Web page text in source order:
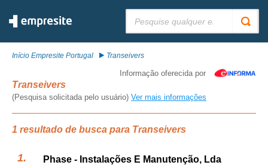
Início Empresite Portugal Transeivers
Informação oferecida por
Transeivers
(Pesquisa solicitada pelo usuário) Ver mais informações
1 resultado de busca para Transeivers
Phase - Instalações E Manutenção, Lda